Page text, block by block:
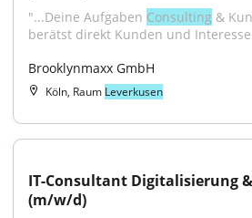
"...Deine Aufgaben Consulting &
berätst direkt Kunden und
Brooklynmaxx GmbH
Köln, Raum Leverkusen
IT-Consultant Digitalisierung
(m/w/d)